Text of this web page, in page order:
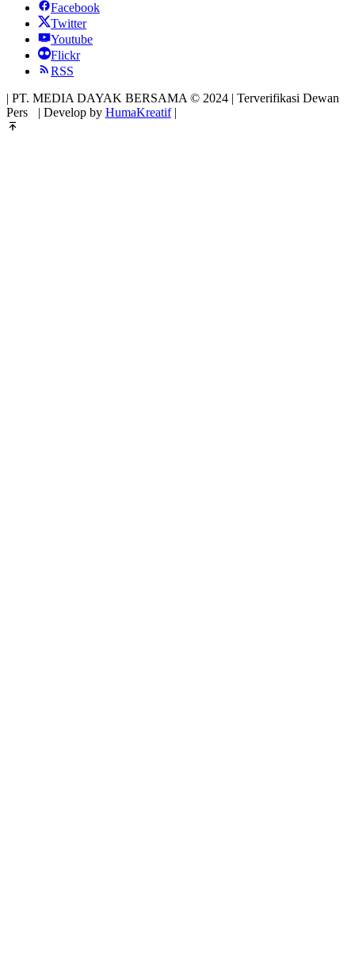
Facebook
Twitter
Youtube
Flickr
RSS
| PT. MEDIA DAYAK BERSAMA © 2024 | Terverifikasi Dewan
Pers
| Develop by HumaKreatif|